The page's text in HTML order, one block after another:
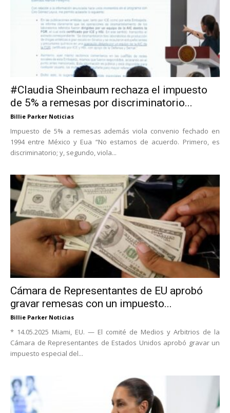
#Claudia Sheinbaum rechaza el impuesto
de 5% a remesas por discriminatorio...
Billie Parker Noticias
Impuesto de 5% a remesas además viola convenio fechado en
1994 entre México y Eua “No estamos de acuerdo. Primero, es
discriminatorio; y, segundo, viola...
Cámara de Representantes de EU aprobó
gravar remesas con un impuesto...
Billie Parker Noticias
* 14.05.2025 Miami, EU. — El comité de Medios y Arbitrios de la
Cámara de Representantes de Estados Unidos aprobó gravar un
impuesto especial del...